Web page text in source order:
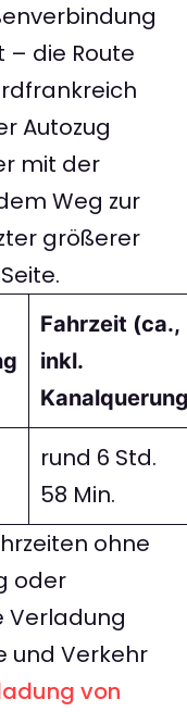
– die Route
Autozug
mit der
Weg zur
größerer
Fahrzeit (ca.,
inkl.
rund 6 Std.
58 Min.
ohne
oder
Verladung
und Verkehr
von